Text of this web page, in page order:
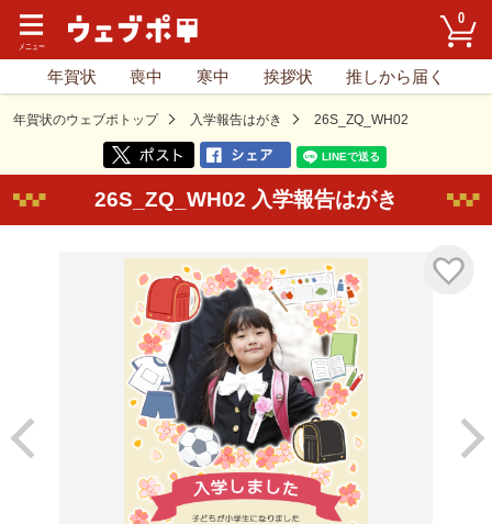
0
年賀状 喪中 寒中 挨拶状 推しから届く
年賀状のウェブポトップ 入学報告はがき 26S_ZQ_WH02
26S_ZQ_WH02 入学報告はがき